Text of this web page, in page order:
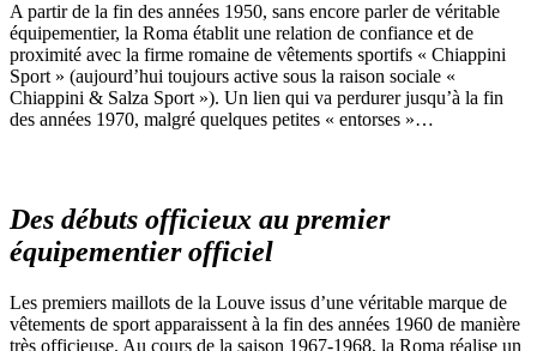
A partir de la fin des années 1950, sans encore parler de véritable
équipementier, la Roma établit une relation de confiance et de
proximité avec la firme romaine de vêtements sportifs « Chiappini
Sport » (aujourd’hui toujours active sous la raison sociale «
Chiappini & Salza Sport »). Un lien qui va perdurer jusqu’à la fin
des années 1970, malgré quelques petites « entorses »…
Des débuts officieux au premier
équipementier officiel
Les premiers maillots de la Louve issus d’une véritable marque de
vêtements de sport apparaissent à la fin des années 1960 de manière
très officieuse. Au cours de la saison 1967-1968, la Roma réalise un